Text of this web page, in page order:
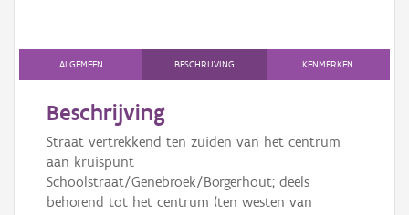
Persoon of collectief
Downloads
Hergebruik
Aanmelden
ALGEMEEN BESCHRIJVING KENMERKEN
Beschrijving
Straat vertrekkend ten zuiden van het centrum
aan kruispunt
Schoolstraat/Genebroek/Borgerhout; deels
behorend tot het centrum (ten westen van